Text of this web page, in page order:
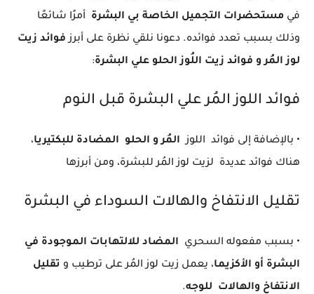
في مستحضرات التجميل الخاصة بي البشرة
أمرًا شائعًا
وذلك بسبب تعدد فوائده. دعونا نلقي نظرة على أبرزفوائد زيت
لوز المُر و فوائد زيت اللُوز الحلو علي البشرة:
فوائد اللوز المُر علي البشرة قبل النوم
• بالإضافة إلى فوائد اللوز المُر و الحلو المضادة للبكتيريا،
هناك فوائد عديدة لزيت لوز المُر للبشرة، ومن أبرزها
تقليل الانتفاخ والهالات السوداء في البشرة
• بسبب مفعوله السحري المضاد للالتهابات الموجودة في
البشرة أو الأكزيما، يعمل زيت لوز المُر على ترطيب و تقليل
الانتفاخ والهالات للوجه.